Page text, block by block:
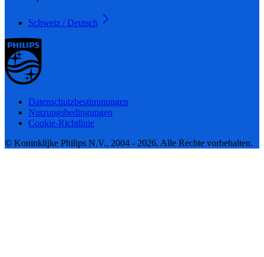
Schweiz / Deutsch
Datenschutzbestimmungen
Nutzungsbedingungen
Cookie-Richtlinie
© Koninklijke Philips N.V., 2004 - 2026. Alle Rechte vorbehalten.